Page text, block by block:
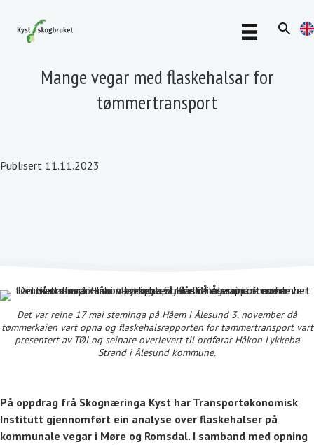
Mange vegar med flaskehalsar for
tømmertransport
Publisert 11.11.2023
Det var reine 17 mai steminga på Håem i Ålesund 3. november då
tømmerkaien vart opna og flaskehalsrapporten for tømmertransport vart
presentert av TØI og seinare overlevert til ordførar Håkon Lykkebø
Strand i Ålesund kommune.
På oppdrag frå Skognæringa Kyst har Transportøkonomisk
Institutt gjennomført ein analyse over flaskehalser på
kommunale vegar i Møre og Romsdal. I samband med opning